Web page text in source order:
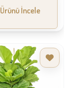
Ürünü İncele